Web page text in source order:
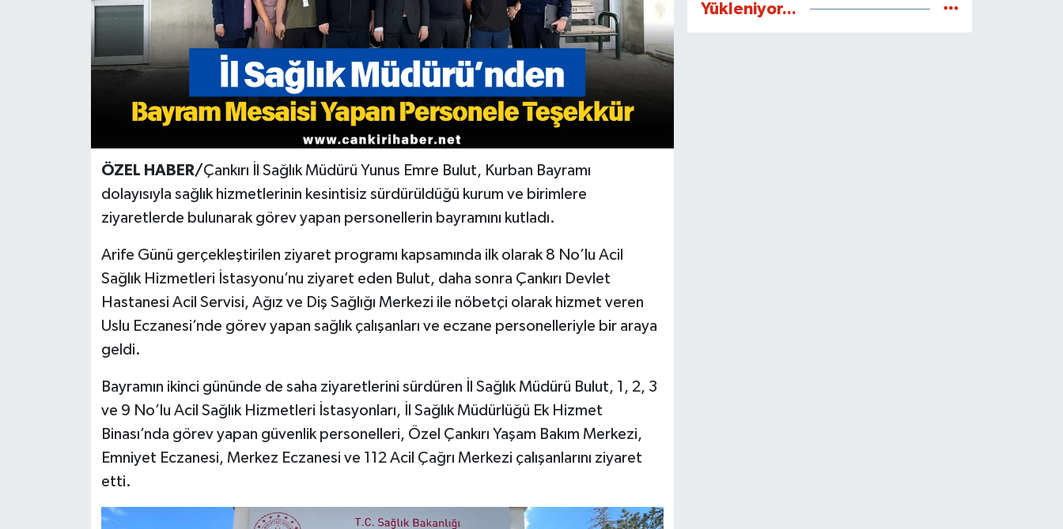
ÖZEL HABER/Çankırı İl Sağlık Müdürü Yunus Emre Bulut, Kurban Bayramı
dolayısıyla sağlık hizmetlerinin kesintisiz sürdürüldüğü kurum ve birimlere
ziyaretlerde bulunarak görev yapan personellerin bayramını kutladı.
Arife Günü gerçekleştirilen ziyaret programı kapsamında ilk olarak 8 No’lu Acil
Sağlık Hizmetleri İstasyonu’nu ziyaret eden Bulut, daha sonra Çankırı Devlet
Hastanesi Acil Servisi, Ağız ve Diş Sağlığı Merkezi ile nöbetçi olarak hizmet veren
Uslu Eczanesi’nde görev yapan sağlık çalışanları ve eczane personelleriyle bir araya
geldi.
Bayramın ikinci gününde de saha ziyaretlerini sürdüren İl Sağlık Müdürü Bulut, 1, 2, 3
ve 9 No’lu Acil Sağlık Hizmetleri İstasyonları, İl Sağlık Müdürlüğü Ek Hizmet
Binası’nda görev yapan güvenlik personelleri, Özel Çankırı Yaşam Bakım Merkezi,
Emniyet Eczanesi, Merkez Eczanesi ve 112 Acil Çağrı Merkezi çalışanlarını ziyaret
etti.
Yükleniyor...
TEKNOLOJİ